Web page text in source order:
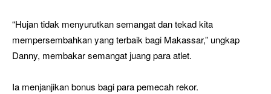
“Hujan tidak menyurutkan semangat dan tekad kita
mempersembahkan yang terbaik bagi Makassar,” ungkap
Danny, membakar semangat juang para atlet.
Ia menjanjikan bonus bagi para pemecah rekor.